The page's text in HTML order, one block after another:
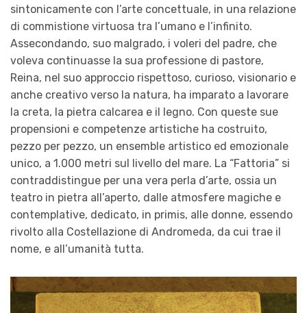
sintonicamente con l’arte concettuale, in una relazione
di commistione virtuosa tra l’umano e l’infinito.
Assecondando, suo malgrado, i voleri del padre, che
voleva continuasse la sua professione di pastore,
Reina, nel suo approccio rispettoso, curioso, visionario e
anche creativo verso la natura, ha imparato a lavorare
la creta, la pietra calcarea e il legno. Con queste sue
propensioni e competenze artistiche ha costruito,
pezzo per pezzo, un ensemble artistico ed emozionale
unico, a 1.000 metri sul livello del mare. La “Fattoria” si
contraddistingue per una vera perla d’arte, ossia un
teatro in pietra all’aperto, dalle atmosfere magiche e
contemplative, dedicato, in primis, alle donne, essendo
rivolto alla Costellazione di Andromeda, da cui trae il
nome, e all’umanità tutta.